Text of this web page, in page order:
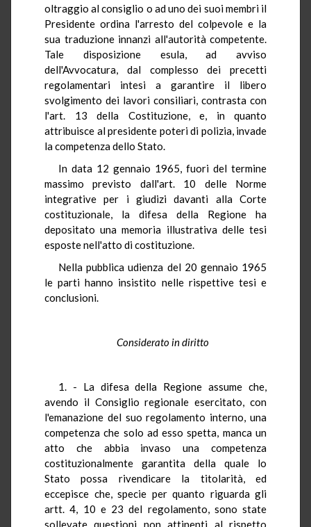
oltraggio al consiglio o ad uno dei suoi membri il
Presidente ordina l'arresto del colpevole e la
sua traduzione innanzi all'autorità competente.
Tale disposizione esula, ad avviso
dell'Avvocatura, dal complesso dei precetti
regolamentari intesi a garantire il libero
svolgimento dei lavori consiliari, contrasta con
l'art. 13 della Costituzione, e, in quanto
attribuisce al presidente poteri di polizia, invade
la competenza dello Stato.
In data 12 gennaio 1965, fuori del termine
massimo previsto dall'art. 10 delle Norme
integrative per i giudizi davanti alla Corte
costituzionale, la difesa della Regione ha
depositato una memoria illustrativa delle tesi
esposte nell'atto di costituzione.
Nella pubblica udienza del 20 gennaio 1965
le parti hanno insistito nelle rispettive tesi e
conclusioni.
Considerato in diritto
1. - La difesa della Regione assume che,
avendo il Consiglio regionale esercitato, con
l'emanazione del suo regolamento interno, una
competenza che solo ad esso spetta, manca un
atto che abbia invaso una competenza
costituzionalmente garantita della quale lo
Stato possa rivendicare la titolarità, ed
eccepisce che, specie per quanto riguarda gli
artt. 4, 10 e 23 del regolamento, sono state
sollevate questioni non attinenti al rispetto